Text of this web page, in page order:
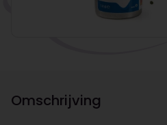
Omschrijving